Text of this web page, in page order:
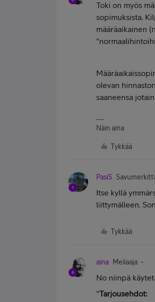
Toki on myös
sopimuksista.
määräaikainen
olevan
saaneensa
Näin aina
Tykkää
PasiS
Itse kyllä
liittymälleen.
Tykkää
aina Meilaaja
No niinpä
"Tarjousehdot: